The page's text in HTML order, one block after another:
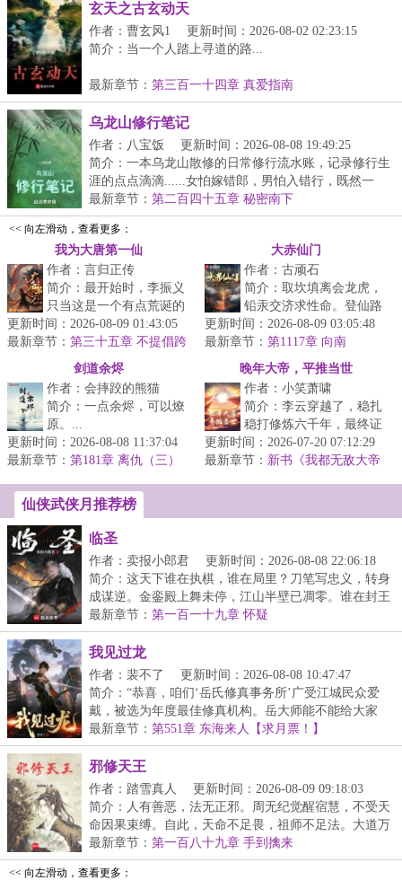
玄天之古玄动天
作者：曹玄风1
更新时间：2026-08-02 02:23:15
简介：当一个人踏上寻道的路...
最新章节： 第三百一十四章 真爱指南
乌龙山修行笔记
作者：八宝饭
更新时间：2026-08-08 19:49:25
简介：一本乌龙山散修的日常修行流水账，记录修行生
涯的点点滴滴......女怕嫁错郎，男怕入错行，既然一
开...
最新章节： 第二百四十五章 秘密南下
<< 向左滑动，查看更多：
我为大唐第一仙
作者：言归正传
简介：最开始时，李振义
只当这是一个有点荒诞的
游戏。后来，是一个真实
的大唐，一群热闹的修
士，是无尽的...
更新时间：2026-08-09 01:43:05
最新章节： 第三十五章 不提倡跨
大赤仙门
作者：古顽石
简介：取坎填离会龙虎，
铅汞交济求性命。登仙路
上，多少白骨？仙山道
宗，几家长青？许玄一朝
穿越，为大赤...
更新时间：2026-08-09 03:05:48
最新章节： 第1117章 向南
剑道余烬
作者：会摔跤的熊猫
简介：一点余烬，可以燎
原。...
更新时间：2026-08-08 11:37:04
最新章节： 第181章 离仇（三）
晚年大帝，平推当世
作者：小笑萧啸
简介：李云穿越了，稳扎
稳打修炼六千年，最终证
道成帝。但他是一个很平
庸的大帝。平不掉禁区，
更新时间：2026-07-20 07:12:29
最新章节： 新书《我都无敌大帝
仙侠武侠月推荐榜
临圣
作者：卖报小郎君
更新时间：2026-08-08 22:06:18
简介：这天下谁在执棋，谁在局里？刀笔写忠义，转身
成谋逆。金銮殿上舞未停，江山半壁已凋零。谁在封王
拜...
最新章节： 第一百一十九章 怀疑
我见过龙
作者：裴不了
更新时间：2026-08-08 10:47:47
简介：“恭喜，咱们‘岳氏修真事务所’广受江城民众爱
戴，被选为年度最佳修真机构。岳大师能不能给大家
分...
最新章节： 第551章 东海来人【求月票！】
邪修天王
作者：踏雪真人
更新时间：2026-08-09 09:18:03
简介：人有善恶，法无正邪。周无纪觉醒宿慧，不受天
命因果束缚。自此，天命不足畏，祖师不足法。大道万
千...
最新章节： 第一百八十九章 手到擒来
<< 向左滑动，查看更多：